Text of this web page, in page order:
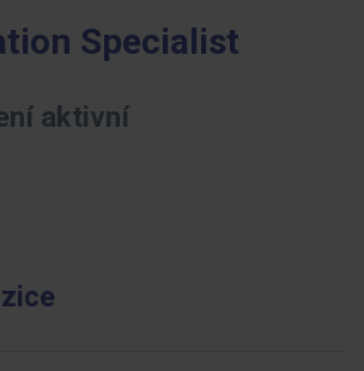
Specialist
aktivní